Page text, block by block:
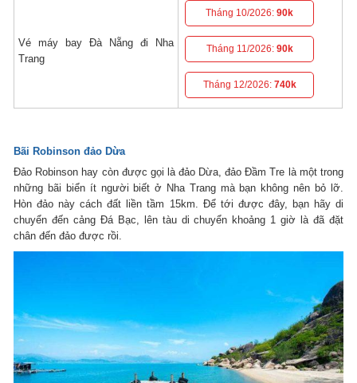
Vé máy bay Đà Nẵng đi Nha
Trang
Tháng 10/2026:90k
Tháng 11/2026: 90k
Tháng 12/2026: 740k
Bãi Robinson đảo Dừa
Đảo Robinson hay còn được gọi là đảo Dừa, đảo Đầm Tre là một trong
những bãi biển ít người biết ở Nha Trang mà bạn không nên bỏ lỡ.
Hòn đảo này cách đất liền tầm 15km. Để tới được đây, bạn hãy di
chuyển đến cảng Đá Bạc, lên tàu di chuyển khoảng 1 giờ là đã đặt
chân đến đảo được rồi.